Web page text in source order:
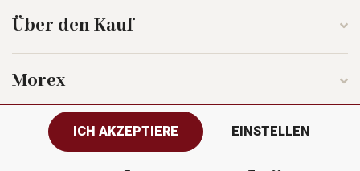
Über den Kauf
Morex
Folgen Sie uns
ICH AKZEPTIERE EINSTELLEN